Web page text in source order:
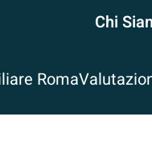
Chi
Roma